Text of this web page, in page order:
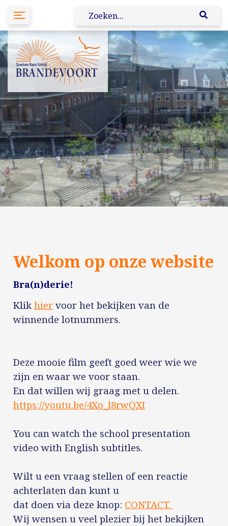
Welkom op onze website
Bra(n)derie!
Klik hier voor het bekijken van de
winnende lotnummers.
Deze mooie film geeft goed weer wie we
zijn en waar we voor staan.
En dat willen wij graag met u delen.
https://youtu.be/4Xo_l8rwQXI
You can watch the school presentation
video with English subtitles.
Wilt u een vraag stellen of een reactie
achterlaten dan kunt u
dat doen via deze knop: CONTACT.
Wij wensen u veel plezier bij het bekijken